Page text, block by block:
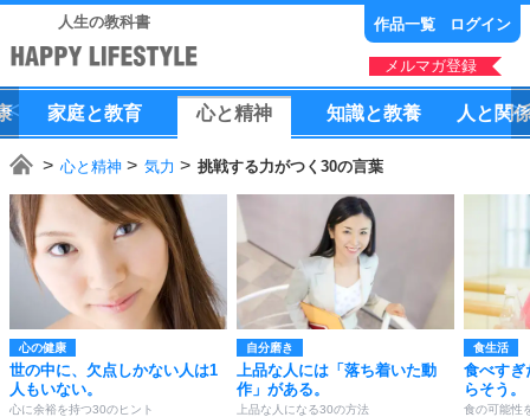
人生の教科書 作品一覧 ログイン
メルマガ登録
家庭と教育 心と精神 知識と教養 人 と 関
心と精神 気力 挑戦する力がつく30の言葉
心の健康
世の中に、欠点しかない人は1
人もいない。
心に余裕を持つ30のヒント
自分磨き
上品な人には「落ち着いた動
作」がある。
上品な人になる30の方法
食生活
食べすぎ
らそう。
食の可能性